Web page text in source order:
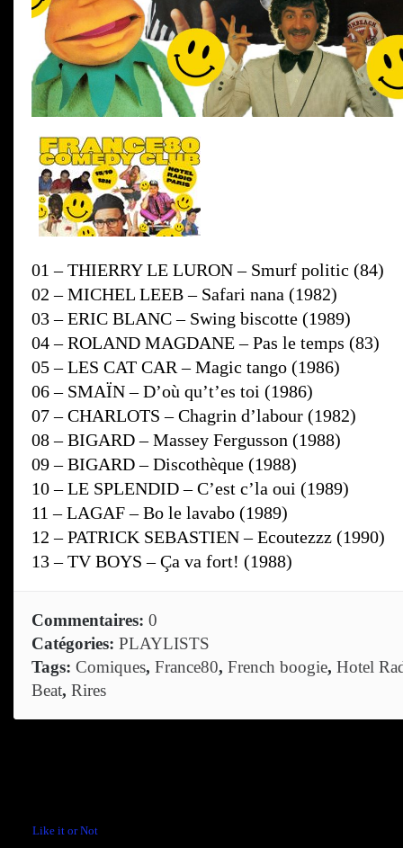
01 – THIERRY LE LURON – Smurf politic (84)
02 – MICHEL LEEB – Safari nana (1982)
03 – ERIC BLANC – Swing biscotte (1989)
04 – ROLAND MAGDANE – Pas le temps (83)
05 – LES CAT CAR – Magic tango (1986)
06 – SMAÏN – D’où qu’t’es toi (1986)
07 – CHARLOTS – Chagrin d’labour (1982)
08 – BIGARD – Massey Fergusson (1988)
09 – BIGARD – Discothèque (1988)
10 – LE SPLENDID – C’est c’la oui (1989)
11 – LAGAF – Bo le lavabo (1989)
12 – PATRICK SEBASTIEN – Ecoutezzz (1990)
13 – TV BOYS – Ça va fort! (1988)
Commentaires: 0
Catégories: PLAYLISTS
Tags: Comiques, France80, French boogie, Hotel
Beat, Rires
Like it or Not